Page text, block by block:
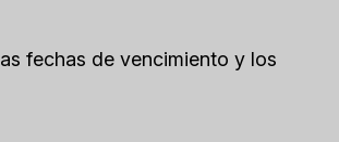
fechas de vencimiento y los